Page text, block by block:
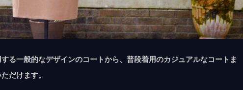
る一般的なデザインのコートから、普段着用のカジュアルなコートま
だけます。